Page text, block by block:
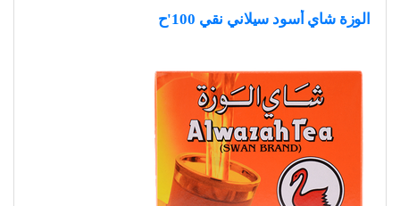
الوزة شاي أسود سيلاني نقي 100'ح